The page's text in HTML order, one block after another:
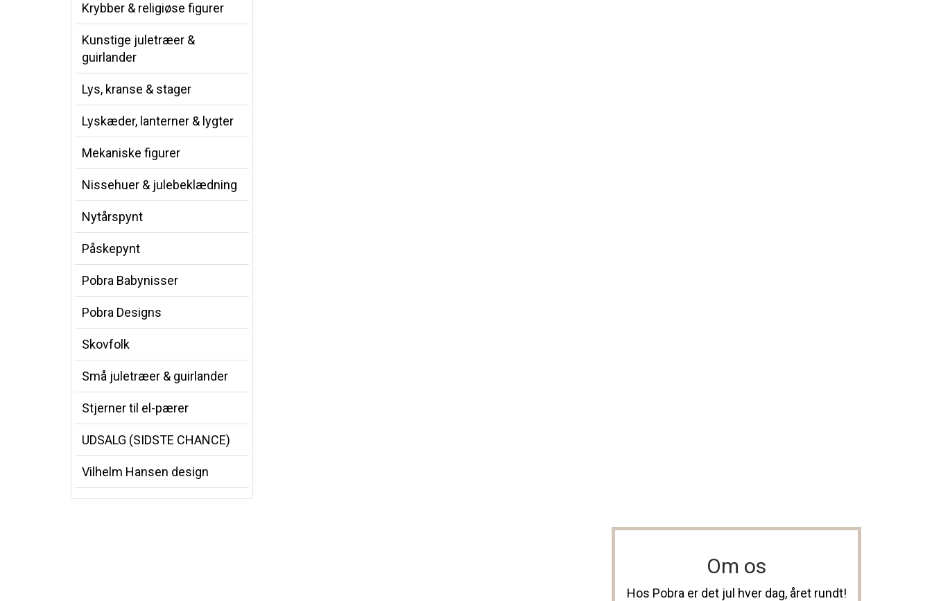
Krybber & religiøse figurer
Kunstige juletræer &
guirlander
Lys, kranse & stager
Lyskæder, lanterner & lygter
Mekaniske figurer
Nissehuer & julebeklædning
Nytårspynt
Påskepynt
Pobra Babynisser
Pobra Designs
Skovfolk
Små juletræer & guirlander
Stjerner til el-pærer
UDSALG (SIDSTE CHANCE)
Vilhelm Hansen design
Om os
Hos Pobra er det jul hver dag, året rundt!